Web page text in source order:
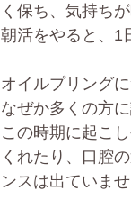
く保ち、気持ち
朝活をやると、1
オイルプリング
なぜか多くの方
この時期に起こ
くれたり、口腔
ンスは出ていませ